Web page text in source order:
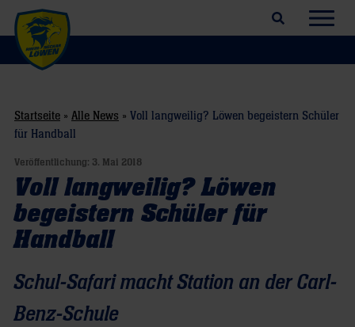
Suchfeld öffnen
Startseite » Alle News » Voll langweilig? Löwen begeistern Schüler
für Handball
Veröffentlichung: 3. Mai 2018
Voll langweilig? Löwen
begeistern Schüler für
Handball
Schul-Safari macht Station an der Carl-
Benz-Schule